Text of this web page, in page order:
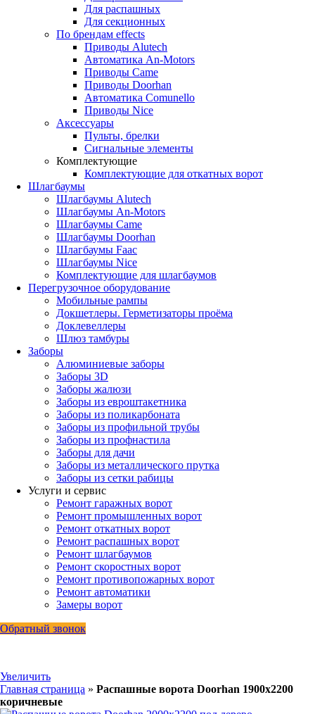
Для распашных
Для секционных
По брендам effects
Приводы Alutech
Автоматика An-Motors
Приводы Came
Приводы Doorhan
Автоматика Comunello
Приводы Nice
Аксессуары
Пульты, брелки
Сигнальные элементы
Комплектующие
Комплектующие для откатных ворот
Шлагбаумы
Шлагбаумы Alutech
Шлагбаумы An-Motors
Шлагбаумы Came
Шлагбаумы Doorhan
Шлагбаумы Faac
Шлагбаумы Nice
Комплектующие для шлагбаумов
Перегрузочное оборудование
Мобильные рампы
Докшетлеры. Герметизаторы проёма
Доклевеллеры
Шлюз тамбуры
Заборы
Алюминиевые заборы
Заборы 3D
Заборы жалюзи
Заборы из евроштакетника
Заборы из поликарбоната
Заборы из профильной трубы
Заборы из профнастила
Заборы для дачи
Заборы из металлического прутка
Заборы из сетки рабицы
Услуги и сервис
Ремонт гаражных ворот
Ремонт промышленных ворот
Ремонт откатных ворот
Ремонт распашных ворот
Ремонт шлагбаумов
Ремонт скоростных ворот
Ремонт противопожарных ворот
Ремонт автоматики
Замеры ворот
Обратный звонок
Увеличить
Главная страница » Распашные ворота Doorhan 1900х2200
коричневые